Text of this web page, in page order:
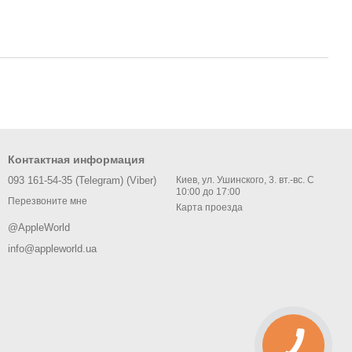
Контактная информация
093 161-54-35 (Telegram) (Viber)
Перезвоните мне
@AppleWorld
info@appleworld.ua
Киев, ул. Ушинского, 3. вт.-вс. С
10:00 до 17:00
Карта проезда